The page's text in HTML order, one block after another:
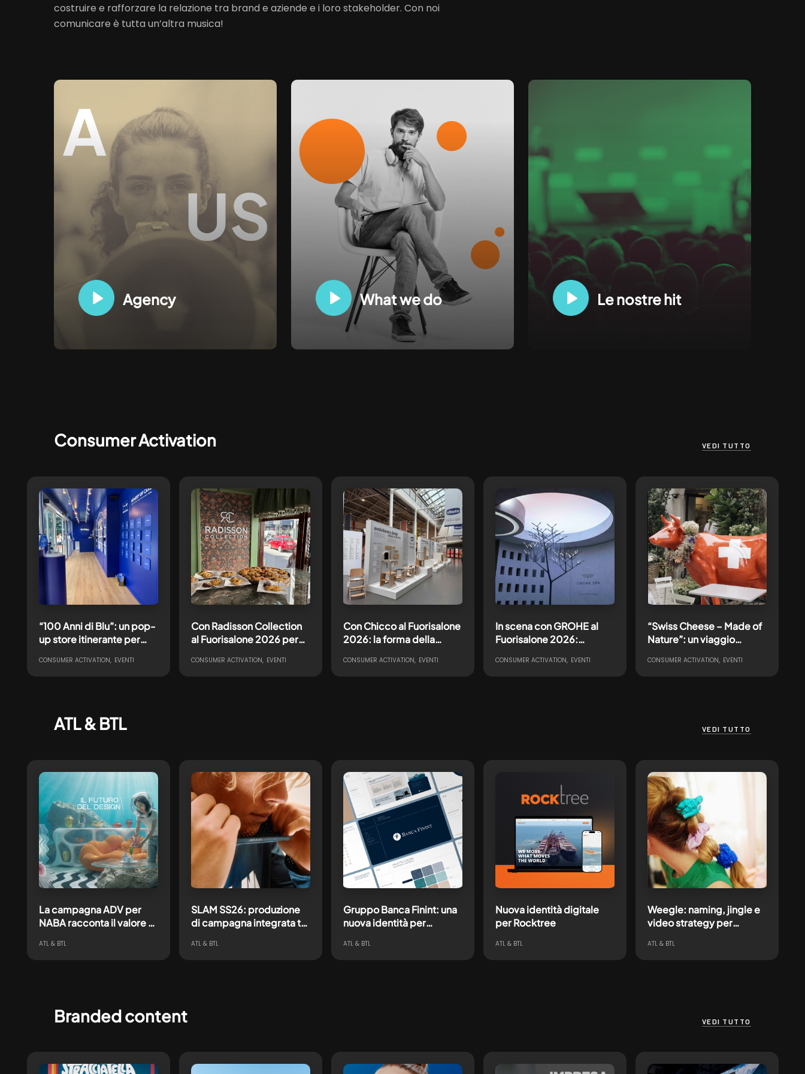
costruire e rafforzare la relazione tra brand e aziende e i loro stakeholder. Con noi
comunicare è tutta un’altra musica!
Agency What we do Le nostre hit
Consumer Activation VEDI TUTTO
CONSUMER ACTIVATION EVENTI
“100 Anni di Blu”: un pop-
up store itinerante per
CONSUMER ACTIVATION EVENTI
Con Radisson Collection
al Fuorisalone 2026 per
hospitality itinerante
CONSUMER ACTIVATION EVENTI
Con Chicco al Fuorisalone
2026: la forma della
all’ADI Design Museum
CONSUMER ACTIVATION EVENTI
In scena con GROHE al
Fuorisalone 2026:
un’esperienza
CONSUMER ACTIVATION EVENTI
“Swiss Cheese – Made of
Nature”: un viaggio
gusto e biodiversità
ATL & BTL VEDI TUTTO
ATL & BTL
La campagna ADV per
NABA racconta il valore di
pronta ad affrontare ogni
ATL & BTL
SLAM SS26: produzione
di campagna integrata tra
shooting e content
ATL & BTL
Gruppo Banca Finint: una
nuova identità per
ATL & BTL
Nuova identità digitale
per Rocktree
ATL & BTL
Weegle: naming, jingle e
video strategy per
trend(y) su TikTok
Branded content VEDI TUTTO